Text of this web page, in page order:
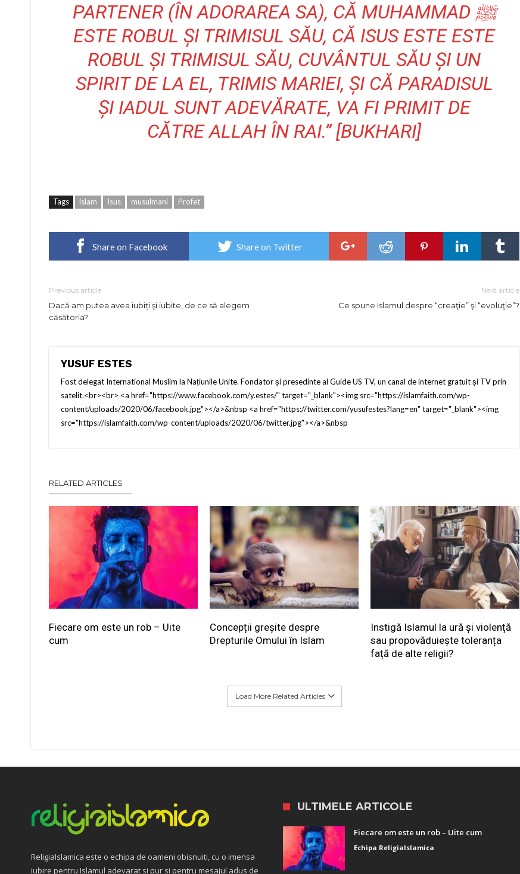
PARTENER (ÎN ADORAREA SA), CĂ MUHAMMAD ﷺ
ESTE ROBUL ȘI TRIMISUL SĂU, CĂ ISUS ESTE ESTE
ROBUL ȘI TRIMISUL SĂU, CUVÂNTUL SĂU ȘI UN
SPIRIT DE LA EL, TRIMIS MARIEI, ȘI CĂ PARADISUL
ȘI IADUL SUNT ADEVĂRATE, VA FI PRIMIT DE
CĂTRE ALLAH ÎN RAI.” [BUKHARI]
Tags islam Isus musulmani Profet
Share on Facebook Share on Twitter
Previous article
Dacă am putea avea iubiți şi iubite, de ce să alegem
căsătoria?
Next article
Ce spune Islamul despre “creaţie” şi “evoluţie”?
YUSUF ESTES
Fost delegat International Muslim la Națiunile Unite. Fondator și presedinte al Guide US TV, un canal de internet gratuit și TV prin
satelit.<br><br> <a href="https://www.facebook.com/y.estes/" target="_blank"><img src="https://islamfaith.com/wp-
content/uploads/2020/06/facebook.jpg"></a>&nbsp <a href="https://twitter.com/yusufestes?lang=en" target="_blank"><img
src="https://islamfaith.com/wp-content/uploads/2020/06/twitter.jpg"></a>&nbsp
RELATED ARTICLES
Fiecare om este un rob – Uite
cum
Concepții greșite despre
Drepturile Omului în Islam
Instigă Islamul la ură și violență
sau propovăduiește toleranța
față de alte religii?
Load More Related Articles
ReligiaIslamica este o echipa de oameni obisnuiti, cu o imensa
iubire pentru Islamul adevarat si pur si pentru mesajul adus de
ULTIMELE ARTICOLE
Fiecare om este un rob – Uite cum
Echipa ReligiaIslamica